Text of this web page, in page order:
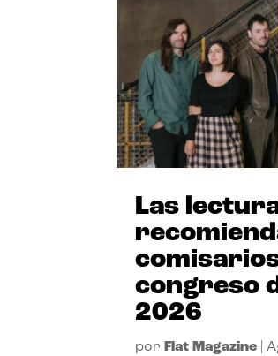
Las
congreso
2026
por Flat Magazine |